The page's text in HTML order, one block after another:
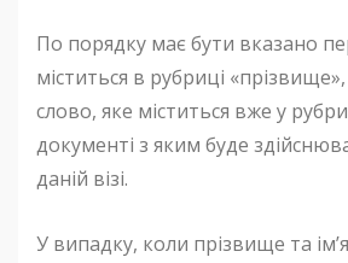
По порядку має бути вказано
міститься в рубриці
слово, яке міститься вже у
документі з яким буде
даній візі.
У випадку, коли прізвище та